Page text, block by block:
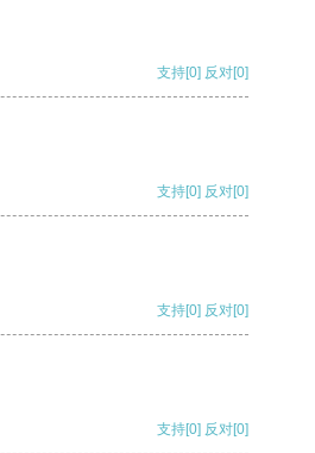
支持[0] 反对[0]
支持[0] 反对[0]
支持[0] 反对[0]
支持[0] 反对[0]